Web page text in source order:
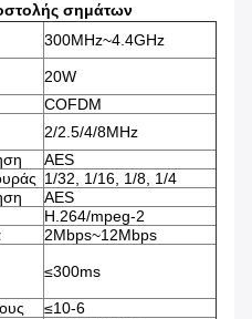
σημάτων
300MHz~4.4GHz
20W
COFDM
2/2.5/4/8MHz
AES
1/32, 1/16, 1/8, 1/4
AES
H.264/mpeg-2
2Mbps~12Mbps
≤300ms
≤10-6